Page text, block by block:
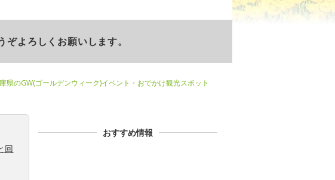
よろしくお願いします。
県のGW(ゴールデンウィーク)イベント・おでかけ観光スポット
回
おすすめ情報